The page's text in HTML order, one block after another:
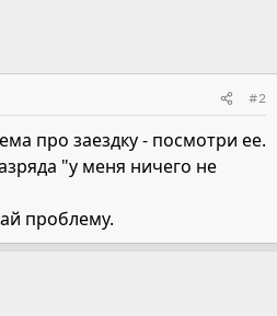
#2
про заездку - посмотри ее.
"у меня ничего не
проблему.